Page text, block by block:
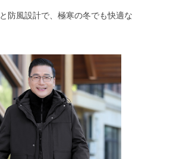
防風設計で、極寒の冬でも快適な